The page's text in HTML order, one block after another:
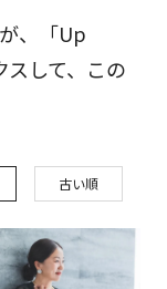
、「Up
して、この
古い順